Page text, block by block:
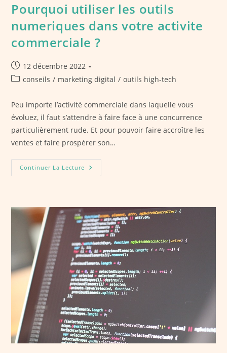
Pourquoi utiliser les outils
numeriques dans votre activite
commerciale ?
Publication
publiée :
12 décembre 2022
Postconseils / marketing digital / outils high-tech
Peu importe l’activité commerciale dans laquelle vous
évoluez, il faut s’attendre à faire face à une concurrence
particulièrement rude. Et pour pouvoir faire accroître les
ventes et faire prospérer son…
Continuer La Lecture Pourquoi
Utiliser
Votre
Activite
Commerciale
?